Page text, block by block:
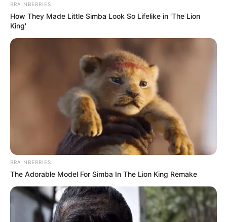
01:19 / 03 Yanvar 2026
К Земле приближается сильная
магнитная буря
BRAINBERRIES
How They Made Little Simba Look So Lifelike in 'The Lion
King'
BRAINBERRIES
The Adorable Model For Simba In The Lion King Remake